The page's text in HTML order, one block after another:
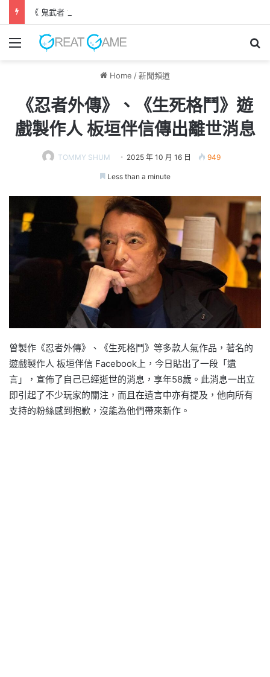
《 鬼武者 劍之道 》 實機試玩報告 源義經將是事件的起源！？
Menu
Home /新聞頻道
《忍者外傳》、《生死格鬥》遊
戲製作人 板垣伴信傳出離世消息
TOMMY SHUM 2025 年 10 月 16 日 949
Less than a minute
曾製作《忍者外傳》、《生死格鬥》等多款人氣作品，著名的
遊戲製作人 板垣伴信 Facebook上，今日貼出了一段「遺
言」，宣佈了自己已經逝世的消息，享年58歲。此消息一出立
即引起了不少玩家的關注，而且在遺言中亦有提及，他向所有
支持的粉絲感到抱歉，沒能為他們帶來新作。